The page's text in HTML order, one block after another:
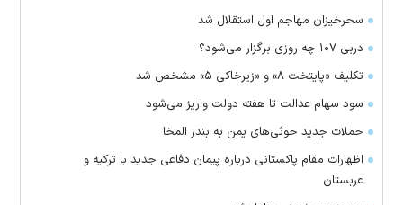
سحرخیزان مهاجم اول استقلال شد
دربی ۱۰۷ چه روزی برگزار می‌شود؟
تکلیف «پایتخت ۸» و «زیرخاکی ۵» مشخص شد
سود سهام عدالت تا هفته دولت واریز می‌شود
حملات جدید حوثی‌های یمن به بندر المخا
اظهارات مقام پاکستانی درباره پیمان دفاعی جدید با ترکیه و
عربستان